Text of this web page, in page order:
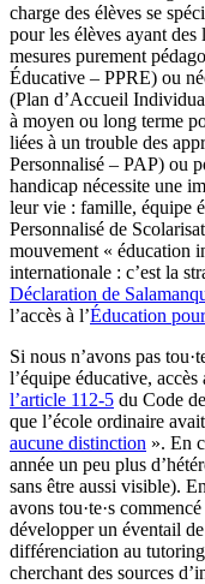
charge des élèves se
pour les élèves ayant
mesures purement
Éducative – PPRE) ou
(Plan d’Accueil
à moyen ou long terme
liées à un trouble des
Personnalisé – PAP) ou
handicap nécessite une
leur vie : famille, équipe
Personnalisé de
mouvement « éducation
internationale : c’est la
Déclaration de
l’accès à l’Éducation
Si nous n’avons pas
l’équipe éducative,
l’article 112-5 du Code
que l’école ordinaire
aucune distinction ». En
année un peu plus
sans être aussi visible).
avons tou·te·s
développer un éventail
différenciation au
cherchant des sources